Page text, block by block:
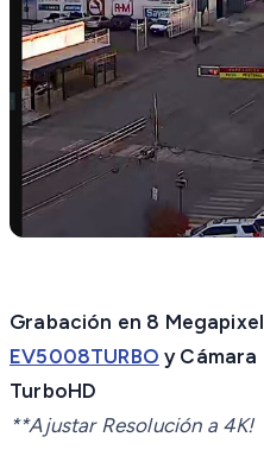
Grabación en 8
EV5008TURBO y Cámara
TurboHD
**Ajustar Resolución a 4K!